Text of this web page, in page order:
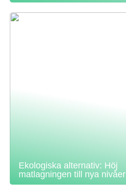
Ekologiska alternativ: Höj
matlagningen till nya nivåer